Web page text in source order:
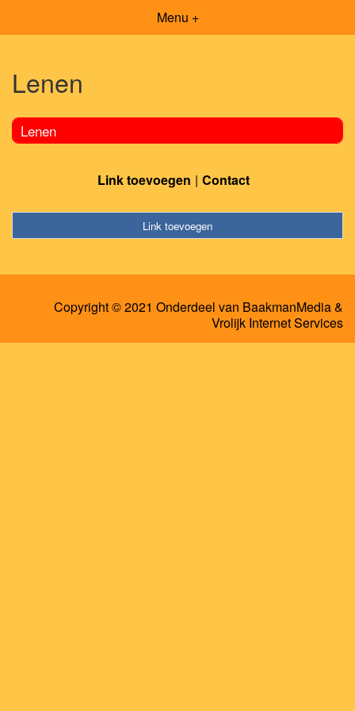
Menu +
Lenen
Lenen
Link toevoegen Contact
Link toevoegen
Copyright © 2021 Onderdeel van BaakmanMedia&
Vrolijk Internet Services